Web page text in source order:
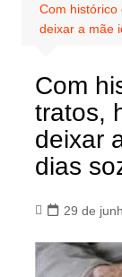
Com histórico
deixar a mãe
Com
tratos,
deixar
dias
29 de